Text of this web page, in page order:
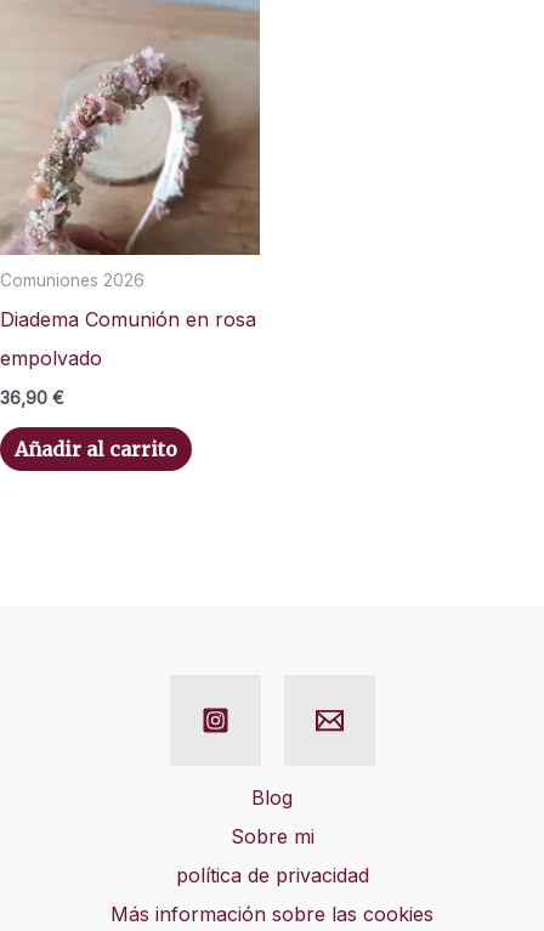
Comuniones 2026
Diadema Comunión en rosa
empolvado
36,90 €
Añadir al carrito
Blog
Sobre mi
política de privacidad
Más información sobre las cookies